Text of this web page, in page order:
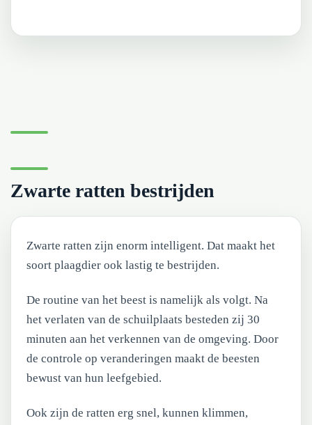
Zwarte ratten bestrijden
Zwarte ratten zijn enorm intelligent. Dat maakt het
soort plaagdier ook lastig te bestrijden.
De routine van het beest is namelijk als volgt. Na
het verlaten van de schuilplaats besteden zij 30
minuten aan het verkennen van de omgeving. Door
de controle op veranderingen maakt de beesten
bewust van hun leefgebied.
Ook zijn de ratten erg snel, kunnen klimmen,